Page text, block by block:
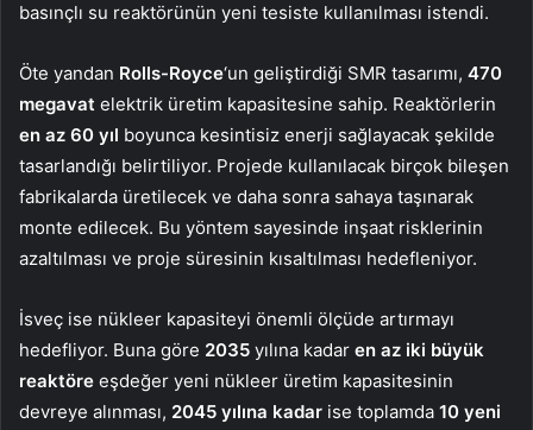
basınçlı su reaktörünün yeni tesiste kullanılması istendi.
Öte yandan Rolls-Royce‘un geliştirdiği SMR tasarımı, 470
megavat elektrik üretim kapasitesine sahip. Reaktörlerin
en az 60 yıl boyunca kesintisiz enerji sağlayacak şekilde
tasarlandığı belirtiliyor. Projede kullanılacak birçok bileşen
fabrikalarda üretilecek ve daha sonra sahaya taşınarak
monte edilecek. Bu yöntem sayesinde inşaat risklerinin
azaltılması ve proje süresinin kısaltılması hedefleniyor.
İsveç ise nükleer kapasiteyi önemli ölçüde artırmayı
hedefliyor. Buna göre 2035 yılına kadar en az iki büyük
reaktöre eşdeğer yeni nükleer üretim kapasitesinin
devreye alınması, 2045 yılına kadar ise toplamda 10 yeni